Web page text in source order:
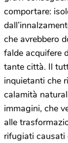
comportare:
che avrebbero
falde acquifere
tante città. Il
inquietanti che
calamità
immagini, che
alle
rifugiati causati